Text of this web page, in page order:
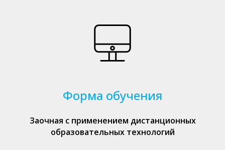
Форма обучения
Заочная с применением дистанционных
образовательных технологий